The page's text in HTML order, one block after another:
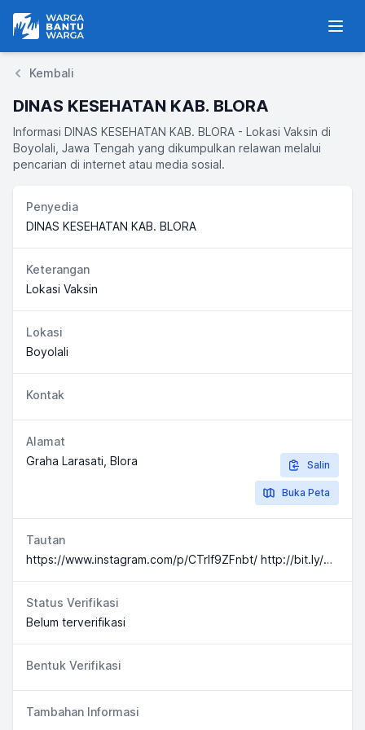
Warga Bantu Warga
Kembali
DINAS KESEHATAN KAB. BLORA
Informasi DINAS KESEHATAN KAB. BLORA - Lokasi Vaksin di
Boyolali, Jawa Tengah yang dikumpulkan relawan melalui
pencarian di internet atau media sosial.
Penyedia
DINAS KESEHATAN KAB. BLORA
Keterangan
Lokasi Vaksin
Lokasi
Boyolali
Kontak
Alamat
Graha Larasati, Blora
Salin
Buka Peta
Tautan
https://www.instagram.com/p/CTrIf9ZFnbt/ http://bit.ly/Geraivaksinsinovac
Status Verifikasi
Belum terverifikasi
Bentuk Verifikasi
Tambahan Informasi